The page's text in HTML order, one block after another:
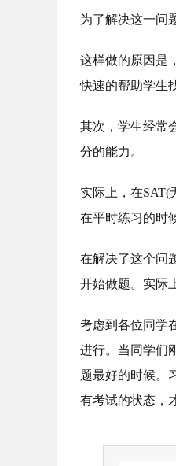
为了解决这一问
这样做的原因是
快速的帮助学生
其次，学生经常
分的能力。
实际上，在SAT(
在平时练习的时
在解决了这个问
开始做题。实际
考虑到各位同学
进行。当同学们
题最好的时候。
有考试的状态，